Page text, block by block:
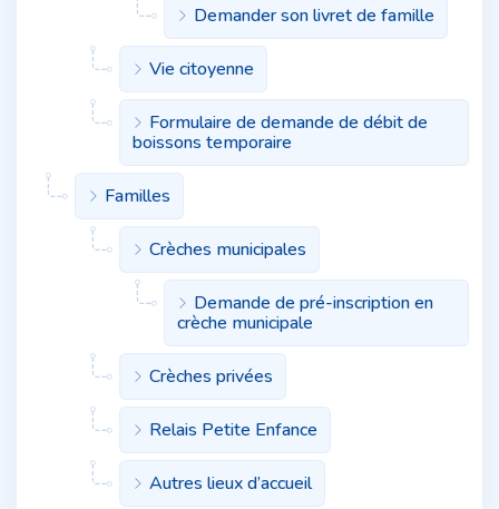
Demander son livret de famille
Vie citoyenne
Formulaire de demande de débit de
boissons temporaire
Familles
Crèches municipales
Demande de pré-inscription en
crèche municipale
Crèches privées
Relais Petite Enfance
Autres lieux d’accueil